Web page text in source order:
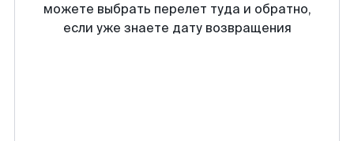
можете выбрать перелет туда и обратно,
если уже знаете дату возвращения